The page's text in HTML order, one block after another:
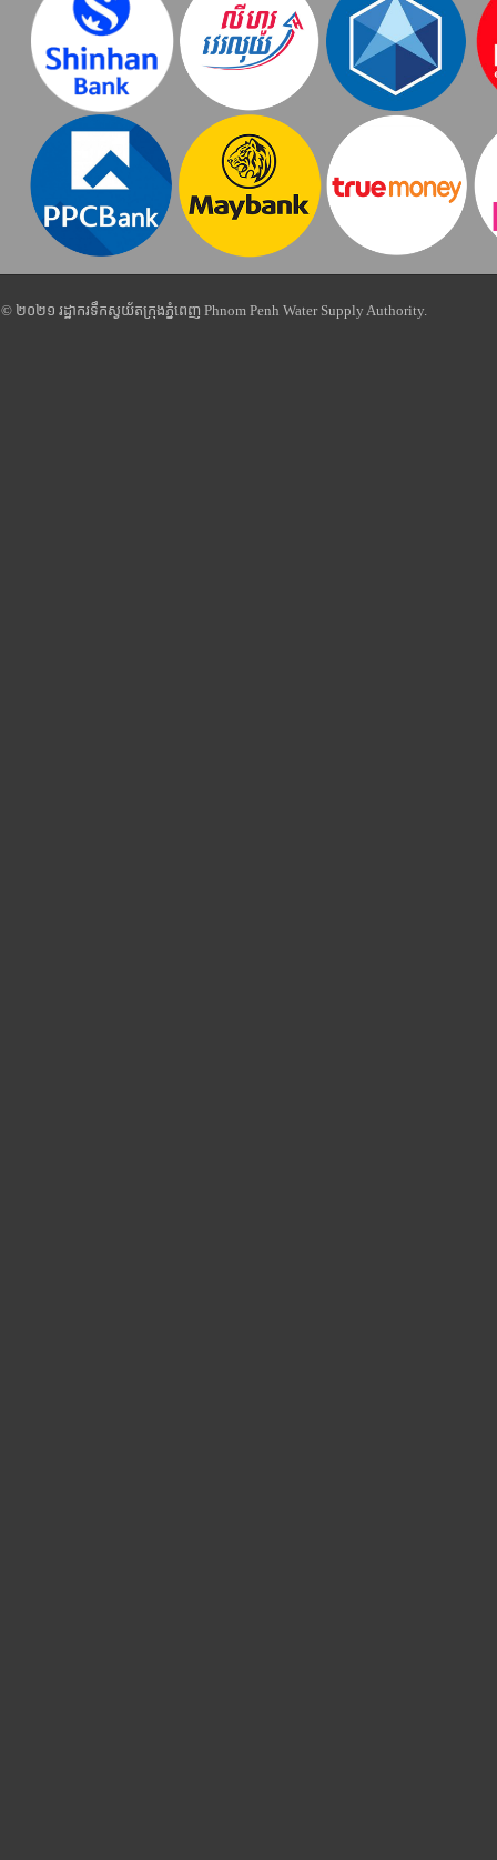
© ២០២១ រដ្ឋាករទឹកស្វយ័តក្រុងភ្នំពេញ Phnom Penh Water Supply Authority.